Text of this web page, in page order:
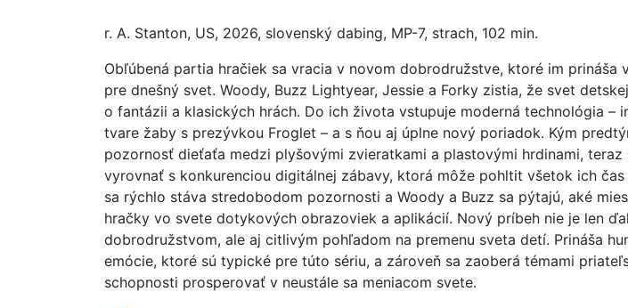
r. A. Stanton, US, 2026, slovenský dabing, MP-7, strach, 102 min.
Obľúbená partia hračiek sa vracia v novom dobrodružstve, ktoré im prináša
pre dnešný svet. Woody, Buzz Lightyear, Jessie a Forky zistia, že svet
o fantázii a klasických hrách. Do ich života vstupuje moderná technológia –
tvare žaby s prezývkou Froglet – a s ňou aj úplne nový poriadok. Kým
pozornosť dieťaťa medzi plyšovými zvieratkami a plastovými hrdinami, teraz
vyrovnať s konkurenciou digitálnej zábavy, ktorá môže pohltit všetok ich čas
sa rýchlo stáva stredobodom pozornosti a Woody a Buzz sa pýtajú, aké
hračky vo svete dotykových obrazoviek a aplikácií. Nový príbeh nie je len
dobrodružstvom, ale aj citlivým pohľadom na premenu sveta detí. Prináša
emócie, ktoré sú typické pre túto sériu, a zároveň sa zaoberá témami
schopnosti prosperovať v neustále sa meniacom svete.